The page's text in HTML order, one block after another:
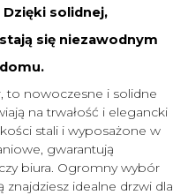
solidnej,
się niezawodnym
to nowoczesne i solidne
na trwałość i elegancki
stali i wyposażone w
gwarantują
biura. Ogromny wybór
idealne drzwi dla